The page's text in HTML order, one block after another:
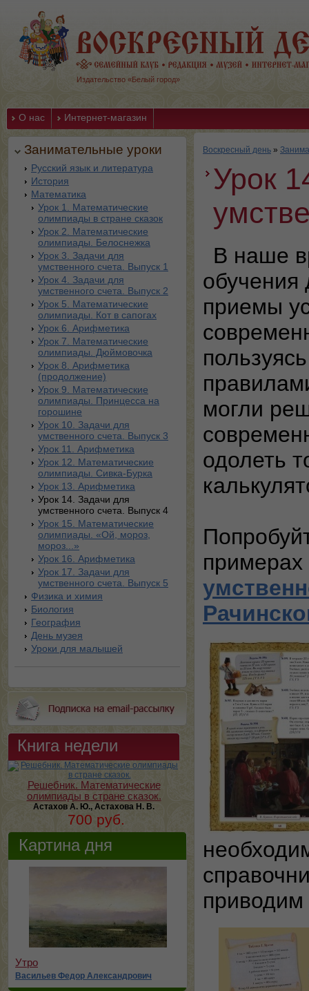
Издательство «Белый город»
О нас Интернет-магазин
Занимательные уроки
Русский язык и литература
История
Математика
Урок 1. Математические
олимпиады в стране сказок
Урок 2. Математические
олимпиады. Белоснежка
Урок 3. Задачи для
умственного счета. Выпуск 1
Урок 4. Задачи для
умственного счета. Выпуск 2
Урок 5. Математические
олимпиады. Кот в сапогах
Урок 6. Арифметика
Урок 7. Математические
олимпиады. Дюймовочка
Урок 8. Арифметика
(продолжение)
Урок 9. Математические
олимпиады. Принцесса на
горошине
Урок 10. Задачи для
умственного счета. Выпуск 3
Урок 11. Арифметика
Урок 12. Математические
олимпиады. Сивка-Бурка
Урок 13. Арифметика
Урок 14. Задачи для
умственного счета. Выпуск 4
Урок 15. Математические
олимпиады. «Ой, мороз,
мороз...»
Урок 16. Арифметика
Урок 17. Задачи для
умственного счета. Выпуск 5
Физика и химия
Биология
География
День музея
Уроки для малышей
Книга недели
Решебник. Математические
олимпиады в стране сказок.
Астахов А. Ю., Астахова Н. В.
700 руб.
Картина дня
Утро
Васильев Федор Александрович
Воскресный день »
Урок
В наше
обучения
приемы
могли
одолеть
примерах